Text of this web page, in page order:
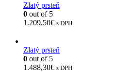
Zlatý prsteň
0 out of 5
1.209,50€ s DPH
Zlatý prsteň
0 out of 5
1.488,30€ s DPH